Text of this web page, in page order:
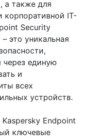
а также для
корпоративной IT-
Security
это уникальная
единую
и
всех
устройств.
Endpoint
ключевые